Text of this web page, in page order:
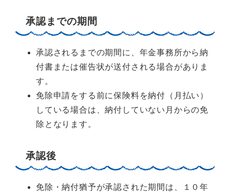
承認までの期間
承認されるまでの期間に、年金事務所から納
付書または催告状が送付される場合がありま
す。
免除申請をする前に保険料を納付（月払い）
している場合は、納付していない月からの免
除となります。
承認後
免除・納付猶予が承認された期間は、１０年